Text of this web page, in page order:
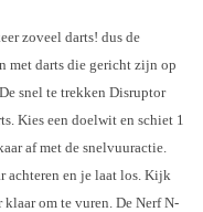
zoveel darts! dus de
met darts die gericht zijn op
snel te trekken Disruptor
Kies een doelwit en schiet 1
af met de snelvuuractie.
achteren en je laat los. Kijk
om te vuren. De Nerf N-